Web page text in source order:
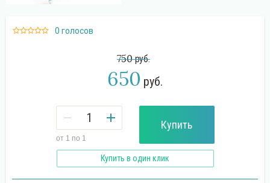
0 голосов
750руб.
650 руб.
от 1 по 1
Купить
Купить в один клик